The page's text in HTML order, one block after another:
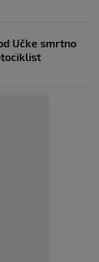
Učke smrtno